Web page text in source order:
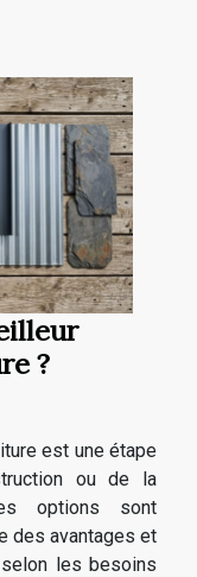
?
est une étape
ou de la
options sont
des avantages et
les besoins